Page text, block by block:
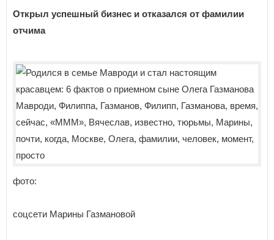
Открыл успешный бизнес и отказался от фамилии
отчима
фото:
соцсети Марины Газмановой